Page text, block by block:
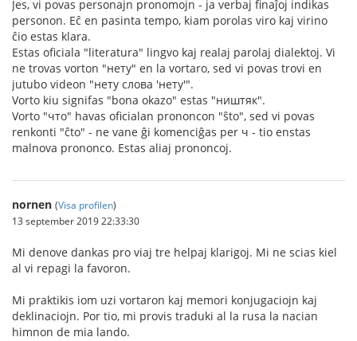
Jes, vi povas personajn pronomojn - ja verbaj finaĵoj indikas
personon. Eĉ en pasinta tempo, kiam porolas viro kaj virino
ĉio estas klara.
Estas oficiala "literatura" lingvo kaj realaj parolaj dialektoj. Vi
ne trovas vorton "нету" en la vortaro, sed vi povas trovi en
jutubo videon "нету слова 'нету'".
Vorto kiu signifas "bona okazo" estas "ништяк".
Vorto "что" havas oficialan prononcon "ŝto", sed vi povas
renkonti "ĉto" - ne vane ĝi komenciĝas per ч - tio enstas
malnova prononco. Estas aliaj prononcoj.
nornen (Visa profilen)
13 september 2019 22:33:30
Mi denove dankas pro viaj tre helpaj klarigoj. Mi ne scias kiel
al vi repagi la favoron.
Mi praktikis iom uzi vortaron kaj memori konjugaciojn kaj
deklinaciojn. Por tio, mi provis traduki al la rusa la nacian
himnon de mia lando.